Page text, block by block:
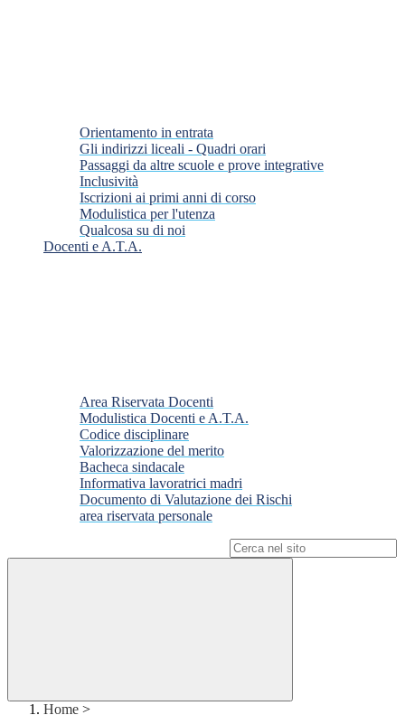
Orientamento in entrata
Gli indirizzi liceali - Quadri orari
Passaggi da altre scuole e prove integrative
Inclusività
Iscrizioni ai primi anni di corso
Modulistica per l'utenza
Qualcosa su di noi
Docenti e A.T.A.
Area Riservata Docenti
Modulistica Docenti e A.T.A.
Codice disciplinare
Valorizzazione del merito
Bacheca sindacale
Informativa lavoratrici madri
Documento di Valutazione dei Rischi
area riservata personale
Home >